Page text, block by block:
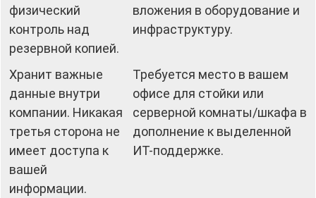
физический
контроль над
резервной копией.
вложения в оборудование и
инфраструктуру.
Хранит важные
данные внутри
компании. Никакая
третья сторона не
имеет доступа к
вашей
информации.
Требуется место в вашем
офисе для стойки или
серверной комнаты/шкафа в
дополнение к выделенной
ИТ-поддержке.